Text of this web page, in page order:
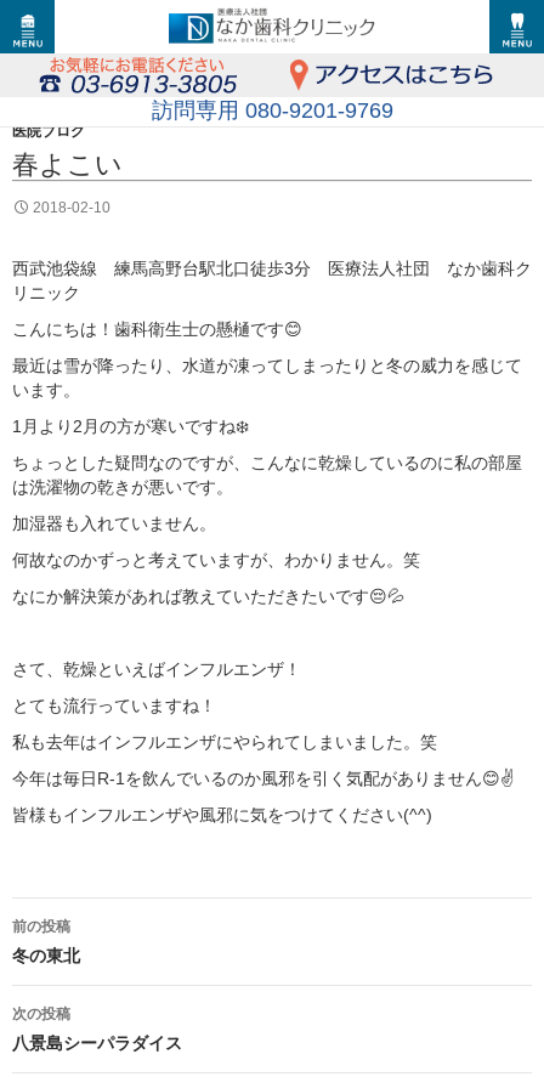
訪問専用 080-9201-9769
医院ブログ
春よこい
2018-02-10
西武池袋線 練馬高野台駅北口徒歩3分 医療法人社団 なか歯科ク
リニック
こんにちは！歯科衛生士の懸樋です😊
最近は雪が降ったり、水道が凍ってしまったりと冬の威力を感じて
います。
1月より2月の方が寒いですね❄️
ちょっとした疑問なのですが、こんなに乾燥しているのに私の部屋
は洗濯物の乾きが悪いです。
加湿器も入れていません。
何故なのかずっと考えていますが、わかりません。笑
なにか解決策があれば教えていただきたいです😔💦
さて、乾燥といえばインフルエンザ！
とても流行っていますね！
私も去年はインフルエンザにやられてしまいました。笑
今年は毎日R-1を飲んでいるのか風邪を引く気配がありません😊✌️
皆様もインフルエンザや風邪に気をつけてください(^^)
投
稿
ナ
ビ
前の投稿
冬の東北
次の投稿
八景島シーパラダイス